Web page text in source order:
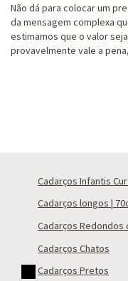
Não dá para colocar um
da mensagem complexa
estimamos que o valor
provavelmente vale a
Cadarços Infantis
Cadarços longos |
Cadarços Redondos
Cadarços Chatos
Cadarços Pretos